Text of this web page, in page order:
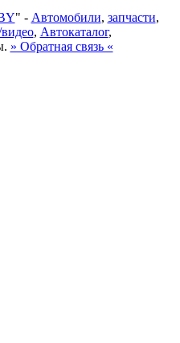
" - Автомобили, запчасти,
, Автокаталог,
» Обратная связь «